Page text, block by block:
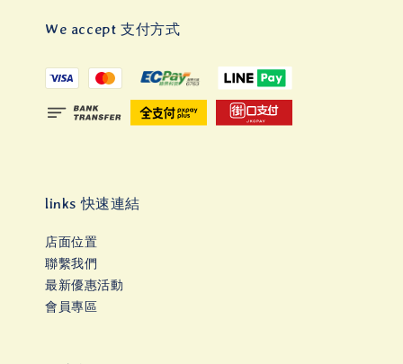
We accept 支付方式
links 快速連結
店面位置
聯繫我們
最新優惠活動
會員專區